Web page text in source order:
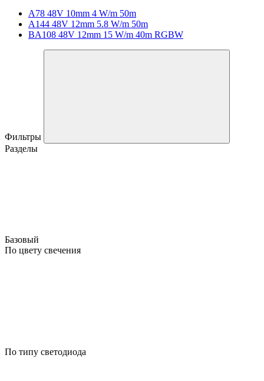
A78 48V 10mm 4 W/m 50m
A144 48V 12mm 5.8 W/m 50m
BA108 48V 12mm 15 W/m 40m RGBW
Фильтры
Разделы
Базовый
По цвету свечения
По типу светодиода